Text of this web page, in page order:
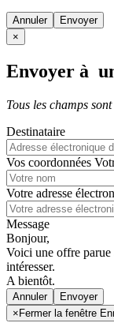
Annuler
×
Envoyer à
Tous les champs
Destinataire
Vos coordonnées
Votre adresse
Message
Bonjour,
Voici une offre parue
intéresser.
A bientôt.
Annuler
× Fermer la fenêtre